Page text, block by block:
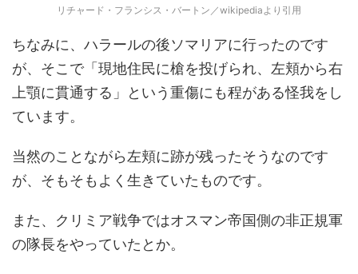
リチャード・フランシス・バートン／wikipediaより引用
ちなみに、ハラールの後ソマリアに行ったのです
が、そこで「現地住民に槍を投げられ、左頬から右
上顎に貫通する」という重傷にも程がある怪我をし
ています。
当然のことながら左頬に跡が残ったそうなのです
が、そもそもよく生きていたものです。
また、クリミア戦争ではオスマン帝国側の非正規軍
の隊長をやっていたとか。